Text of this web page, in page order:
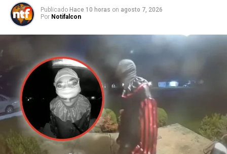
Publicado Hace 10 horas on agosto 7, 2026
Por Notifalcon